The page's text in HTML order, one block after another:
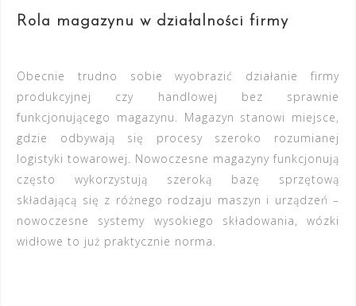
Rola magazynu w działalności firmy
Obecnie trudno sobie wyobrazić działanie firmy
produkcyjnej czy handlowej bez sprawnie
funkcjonującego magazynu. Magazyn stanowi miejsce,
gdzie odbywają się procesy szeroko rozumianej
logistyki towarowej. Nowoczesne magazyny funkcjonują
często wykorzystują szeroką bazę sprzętową
składającą się z różnego rodzaju maszyn i urządzeń –
nowoczesne systemy wysokiego składowania, wózki
widłowe to już praktycznie norma.